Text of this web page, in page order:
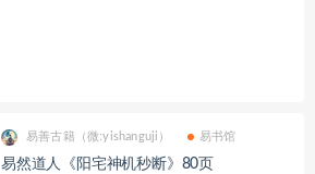
易善古籍（微:yishanguji） 易书馆
易然道人《阳宅神机秒断》80页